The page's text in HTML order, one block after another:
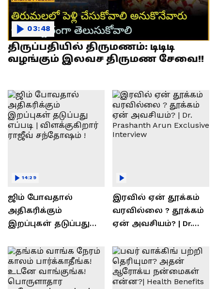
திருப்பதியில் திருமணம்: டிடிடி
வழங்கும் இலவச திருமண சேவை!!
03:48
ஜிம் போவதால்
அதிகரிக்கும்
இறப்புகள் தடுப்பது
ராஜீவ் சந்தோஷம் !
14:29
இரவில் ஏன் தூக்கம்
வரவில்லை ? தூக்கம்
ஏன் அவசியம்? | Dr.
Interview